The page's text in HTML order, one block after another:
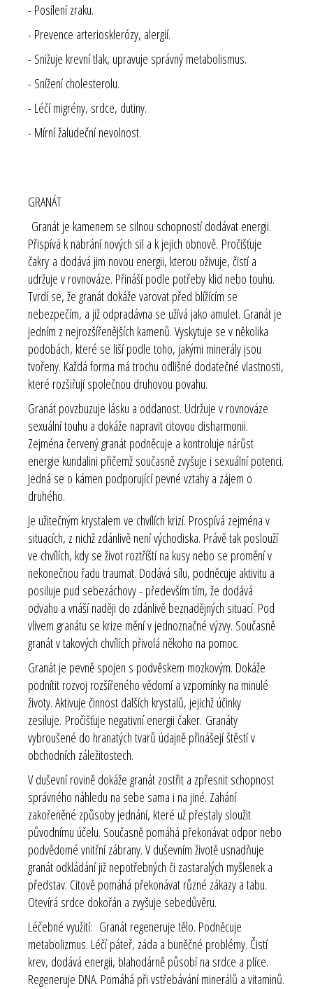
- Posílení zraku.
- Prevence arteriosklerózy, alergií.
- Snižuje krevní tlak, upravuje správný metabolismus.
- Snížení cholesterolu.
- Léčí migrény, srdce, dutiny.
- Mírní žaludeční nevolnost.
GRANÁT
Granát je kamenem se silnou schopností dodávat energii.
Přispívá k nabrání nových sil a k jejich obnově. Pročišťuje
čakry a dodává jim novou energii, kterou oživuje, čistí a
udržuje v rovnováze. Přináší podle potřeby klid nebo touhu.
Tvrdí se, že granát dokáže varovat před blížícím se
nebezpečím, a již odpradávna se užívá jako amulet. Granát je
jedním z nejrozšířenějších kamenů. Vyskytuje se v několika
podobách, které se liší podle toho, jakými minerály jsou
tvořeny. Každá forma má trochu odlišné dodatečné vlastnosti,
které rozšiřují společnou druhovou povahu.
Granát povzbuzuje lásku a oddanost. Udržuje v rovnováze
sexuální touhu a dokáže napravit citovou disharmonii.
Zejména červený granát podněcuje a kontroluje nárůst
energie kundalini přičemž současně zvyšuje i sexuální potenci.
Jedná se o kámen podporující pevné vztahy a zájem o
druhého.
Je užitečným krystalem ve chvílích krizí. Prospívá zejména v
situacích, z nichž zdánlivě není východiska. Právě tak poslouží
ve chvílích, kdy se život roztříští na kusy nebo se promění v
nekonečnou řadu traumat. Dodává sílu, podněcuje aktivitu a
posiluje pud sebezáchovy - především tím, že dodává
odvahu a vnáší naději do zdánlivě beznadějných situací. Pod
vlivem granátu se krize mění v jednoznačné výzvy. Současně
granát v takových chvílích přivolá někoho na pomoc.
Granát je pevně spojen s podvěskem mozkovým. Dokáže
podnítit rozvoj rozšířeného vědomí a vzpomínky na minulé
životy. Aktivuje činnost dalších krystalů, jejichž účinky
zesiluje. Pročišťuje negativní energii čaker. Granáty
vybroušené do hranatých tvarů údajně přinášejí štěstí v
obchodních záležitostech.
V duševní rovině dokáže granát zostřit a zpřesnit schopnost
správného náhledu na sebe sama i na jiné. Zahání
zakořeněné způsoby jednání, které už přestaly sloužit
původnímu účelu. Současně pomáhá překonávat odpor nebo
podvědomé vnitřní zábrany. V duševním životě usnadňuje
granát odkládání již nepotřebných či zastaralých myšlenek a
představ. Citově pomáhá překonávat různé zákazy a tabu.
Otevírá srdce dokořán a zvyšuje sebedůvěru.
Léčebné využití: Granát regeneruje tělo. Podněcuje
metabolizmus. Léčí páteř, záda a buněčné problémy. Čistí
krev, dodává energii, blahodárně působí na srdce a plíce.
Regeneruje DNA. Pomáhá při vstřebávání minerálů a vitaminů.